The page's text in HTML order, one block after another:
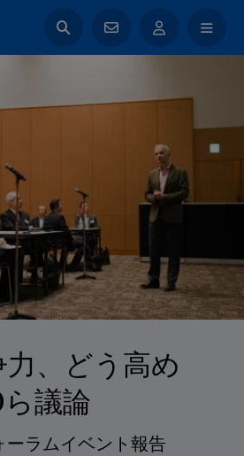
力、どう高め
議論
ーラムイベント報告